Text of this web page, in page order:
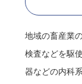
地域の畜産業
検査などを駆
器などの内科